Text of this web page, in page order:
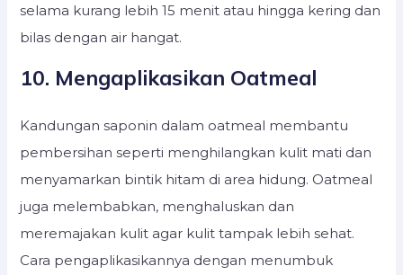
selama kurang lebih 15 menit atau hingga kering dan
bilas dengan air hangat.
10. Mengaplikasikan Oatmeal
Kandungan saponin dalam oatmeal membantu
pembersihan seperti menghilangkan kulit mati dan
menyamarkan bintik hitam di area hidung. Oatmeal
juga melembabkan, menghaluskan dan
meremajakan kulit agar kulit tampak lebih sehat.
Cara pengaplikasikannya dengan menumbuk